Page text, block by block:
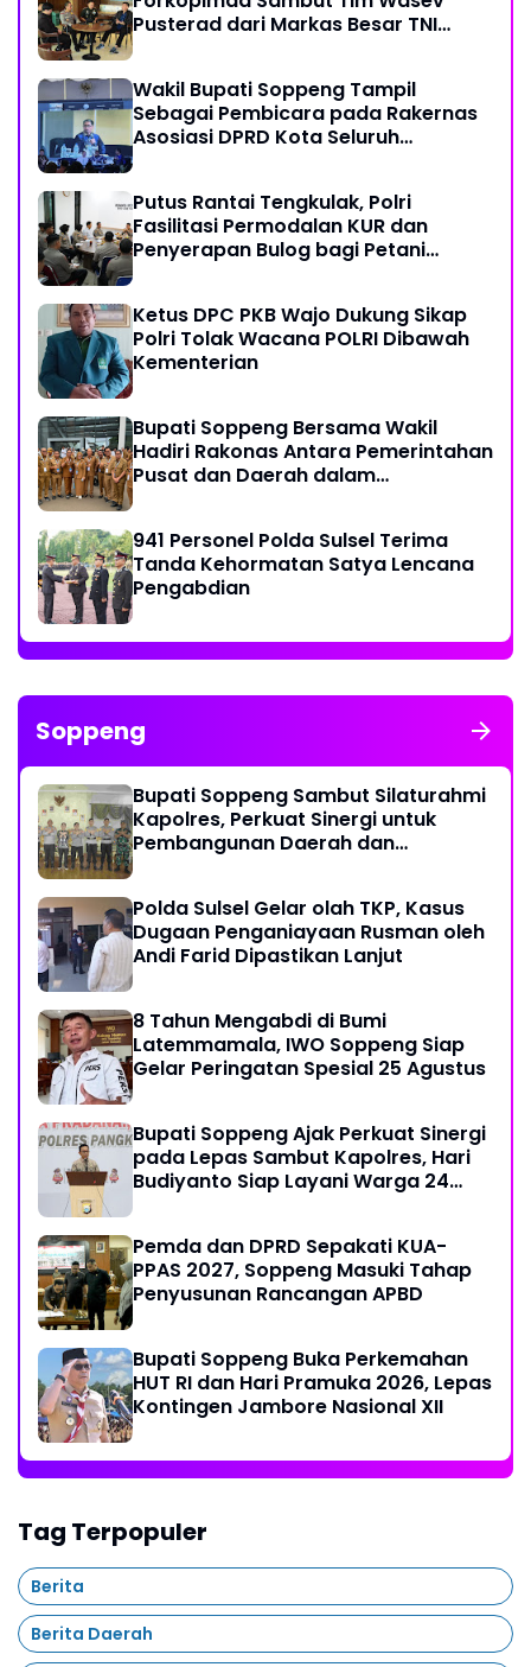
Pusterad dari Markas Besar TNI
Wakil Bupati Soppeng Tampil
Sebagai Pembicara pada Rakernas
Asosiasi DPRD Kota Seluruh
Putus Rantai Tengkulak, Polri
Fasilitasi Permodalan KUR dan
Penyerapan Bulog bagi Petani
Ketus DPC PKB Wajo Dukung Sikap
Polri Tolak Wacana POLRI Dibawah
Kementerian
Bupati Soppeng Bersama Wakil
Hadiri Rakonas Antara Pemerintahan
Pusat dan Daerah dalam
941 Personel Polda Sulsel Terima
Tanda Kehormatan Satya Lencana
Pengabdian
Soppeng
Bupati Soppeng Sambut Silaturahmi
Kapolres, Perkuat Sinergi untuk
Pembangunan Daerah dan
Polda Sulsel Gelar olah TKP, Kasus
Dugaan Penganiayaan Rusman oleh
Andi Farid Dipastikan Lanjut
8 Tahun Mengabdi di Bumi
Latemmamala, IWO Soppeng Siap
Gelar Peringatan Spesial 25 Agustus
Bupati Soppeng Ajak Perkuat Sinergi
pada Lepas Sambut Kapolres, Hari
Budiyanto Siap Layani Warga 24
Pemda dan DPRD Sepakati KUA-
PPAS 2027, Soppeng Masuki Tahap
Penyusunan Rancangan APBD
Bupati Soppeng Buka Perkemahan
HUT RI dan Hari Pramuka 2026, Lepas
Kontingen Jambore Nasional XII
Tag Terpopuler
Berita
Berita Daerah